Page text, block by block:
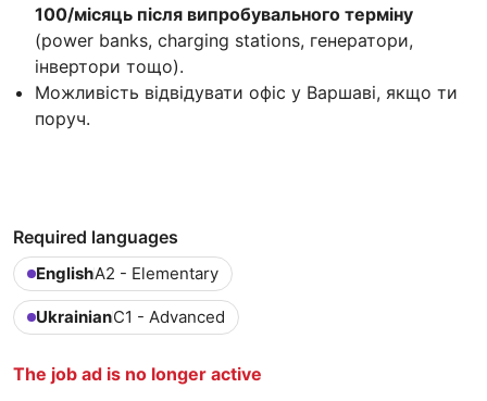
100/місяць після випробувального терміну
(power banks, charging stations, генератори,
інвертори тощо).
Можливість відвідувати офіс у Варшаві, якщо ти
поруч.
Required languages
EnglishA2 - Elementary
UkrainianC1 - Advanced
The job ad is no longer active